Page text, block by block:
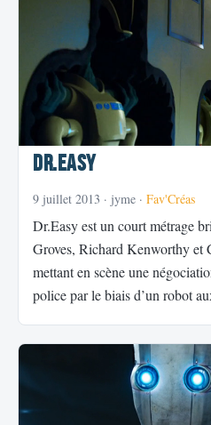
Dr.Easy
9 juillet 2013 · jyme · Fav'Créas
Dr.Easy est un court métrage
Groves, Richard Kenworthy et
mettant en scène une
police par le biais d’un robot